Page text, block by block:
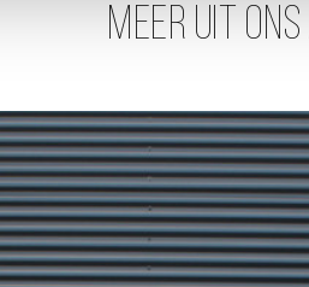
MEER UIT ONS